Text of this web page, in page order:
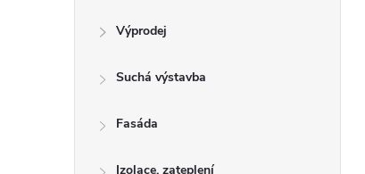
Výprodej
Suchá výstavba
Fasáda
Izolace, zateplení